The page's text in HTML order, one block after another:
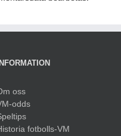
INFORMATION
oss
odds
fotbolls-VM